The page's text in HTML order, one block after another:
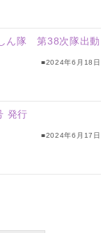
ん隊 第38次隊出動
■2024年6月18日
発行
■2024年6月17日